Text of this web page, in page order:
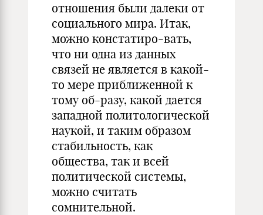
отношения были далеки от
социального мира. Итак,
можно констатиро-вать,
что ни одна из данных
связей не является в какой-
то мере приближенной к
тому об-разу, какой дается
западной политологической
наукой, и таким образом
стабильность, как
общества, так и всей
политической системы,
можно считать
сомнительной.